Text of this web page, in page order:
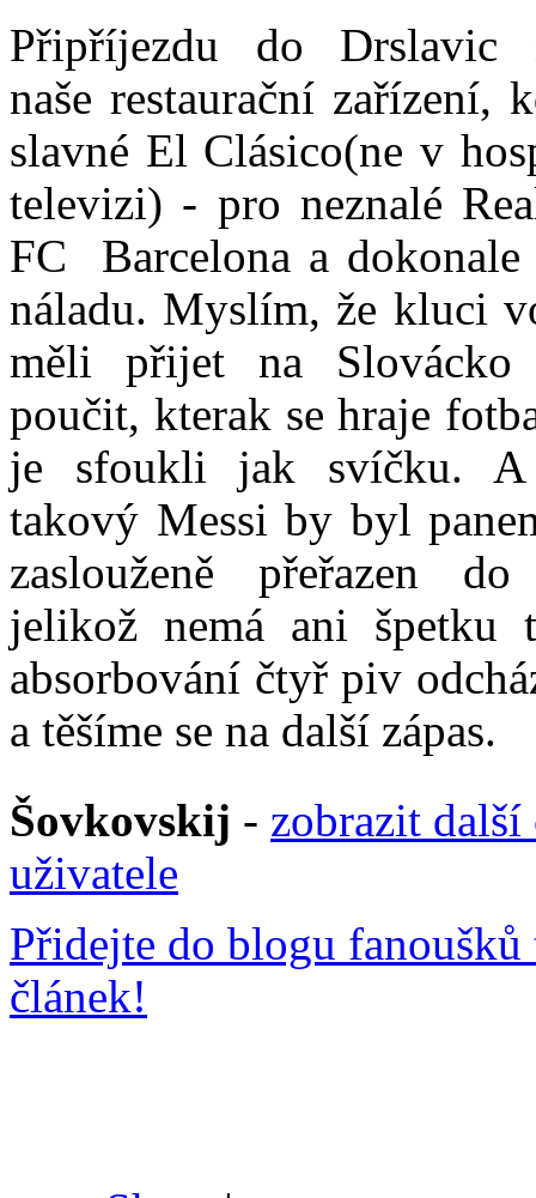
Připříjezdu do Drslavic
naše restaurační zařízení,
slavné El Clásico(ne v
televizi) - pro neznalé
FC Barcelona a dokonale
náladu. Myslím, že kluci
měli přijet na
poučit, kterak se hraje
je sfoukli jak svíčku.
takový Messi by byl
zaslouženě přeřazen
jelikož nemá ani špetku
absorbování čtyř piv
a těšíme se na další zápas.
Šovkovskij - zobrazit
uživatele
Přidejte do blogu fanoušků
článek!